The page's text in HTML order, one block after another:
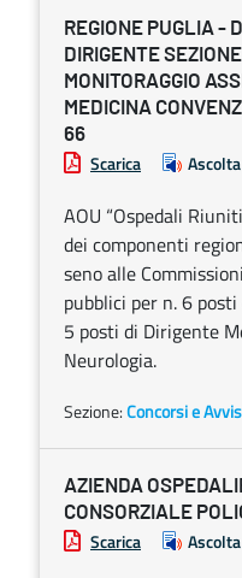
REGIONE PUGLIA -
DIRIGENTE
MONITORAGGIO
MEDICINA
66
Scarica Ascolta
AOU “Ospedali
dei componenti
seno alle
pubblici per n. 6
5 posti di Dirigente
Neurologia.
Sezione:Concorsi e
AZIENDA
CONSORZIALE
Scarica Ascolta